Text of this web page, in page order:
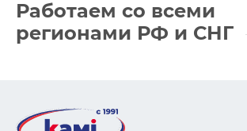
Работаем со всеми
регионами РФ и СНГ